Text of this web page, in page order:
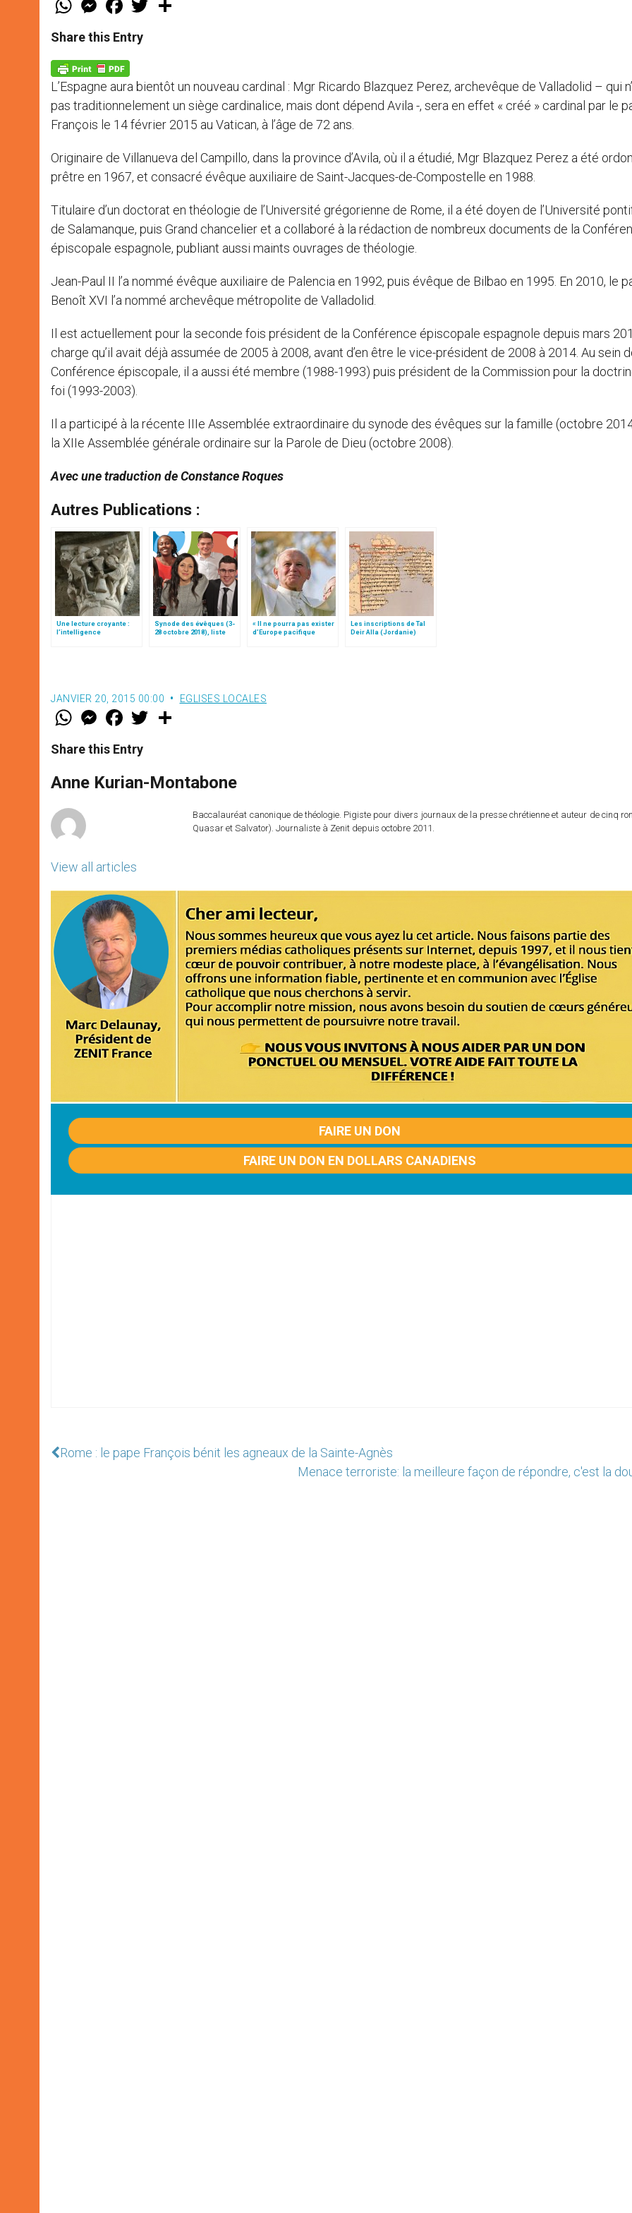
t
s
p
p
e
s
e
g
e
r
a
e
b
k
w
Share this Entry
L’Espagne aura bientôt un nouveau cardinal : Mgr Ricardo Blazquez Perez, archevêque de Valladolid – qui
pas traditionnelement un siège cardinalice, mais dont dépend Avila -, sera en effet « créé » cardinal par le
François le 14 février 2015 au Vatican, à l’âge de 72 ans.
Originaire de Villanueva del Campillo, dans la province d’Avila, où il a étudié, Mgr Blazquez Perez a été
prêtre en 1967, et consacré évêque auxiliaire de Saint-Jacques-de-Compostelle en 1988.
Titulaire d’un doctorat en théologie de l’Université grégorienne de Rome, il a été doyen de l’Université
de Salamanque, puis Grand chancelier et a collaboré à la rédaction de nombreux documents de la
épiscopale espagnole, publiant aussi maints ouvrages de théologie.
Jean-Paul II l’a nommé évêque auxiliaire de Palencia en 1992, puis évêque de Bilbao en 1995. En 2010, le
Benoît XVI l’a nommé archevêque métropolite de Valladolid.
Il est actuellement pour la seconde fois président de la Conférence épiscopale espagnole depuis mars
charge qu’il avait déjà assumée de 2005 à 2008, avant d’en être le vice-président de 2008 à 2014. Au sein
Conférence épiscopale, il a aussi été membre (1988-1993) puis président de la Commission pour la
foi (1993-2003).
Il a participé à la récente IIIe Assemblée extraordinaire du synode des évêques sur la famille (octobre
la XIIe Assemblée générale ordinaire sur la Parole de Dieu (octobre 2008).
Avec une traduction de Constance Roques
Autres Publications :
Une lecture croyante :
l’intelligence
Synode des évêques (3-
28 octobre 2018), liste
« Il ne pourra pas exister
d’Europe pacifique
Les inscriptions de Tal
Deir Alla (Jordanie)
JANVIER 20, 2015 00:00 EGLISES LOCALES
W
t
s
p
p
M
e
s
e
g
e
F
a
e
b
o
k
w
r
Share this Entry
Anne Kurian-Montabone
View all articles
Baccalauréat canonique de théologie. Pigiste pour divers journaux de la presse chrétienne et auteur de cinq
Quasar et Salvator). Journaliste à Zenit depuis octobre 2011.
FAIRE UN DON
FAIRE UN DON EN DOLLARS CANADIENS
Rome : le pape François bénit les agneaux de la Sainte-Agnès
Menace terroriste: la meilleure façon de répondre, c'est la